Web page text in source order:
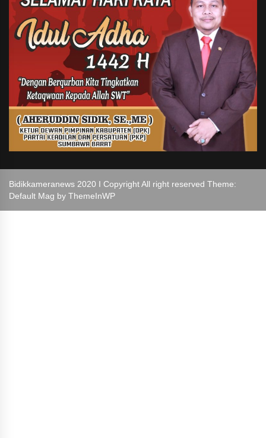
Bidikkameranews 2020 I Copyright All right reserved Theme:
Default Mag by ThemeInWP